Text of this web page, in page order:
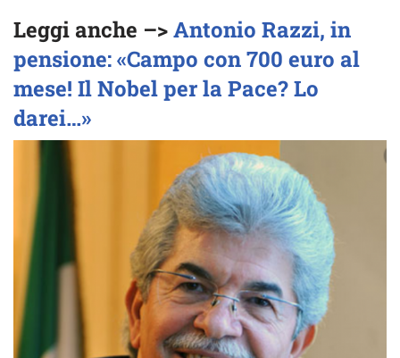
Leggi anche –>Antonio Razzi, in
pensione: «Campo con 700 euro al
mese! Il Nobel per la Pace? Lo
darei…»